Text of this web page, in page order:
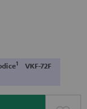
1 VKF-72F